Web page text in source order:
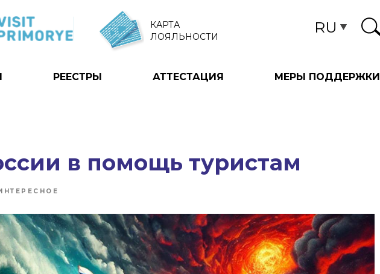
RU
КАРТА
ЛОЯЛЬНОСТИ
РЕЕСТРЫ АТТЕСТАЦИЯ МЕРЫ ПОДДЕРЖКИ
в помощь туристам